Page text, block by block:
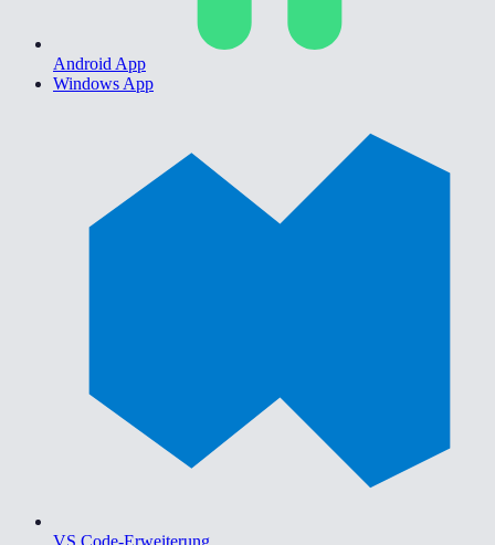
Android App
Windows App